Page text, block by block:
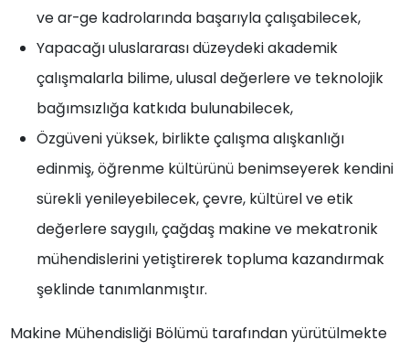
ve ar-ge kadrolarında başarıyla çalışabilecek,
Yapacağı uluslararası düzeydeki akademik
çalışmalarla bilime, ulusal değerlere ve teknolojik
bağımsızlığa katkıda bulunabilecek,
Özgüveni yüksek, birlikte çalışma alışkanlığı
edinmiş, öğrenme kültürünü benimseyerek kendini
sürekli yenileyebilecek, çevre, kültürel ve etik
değerlere saygılı, çağdaş makine ve mekatronik
mühendislerini yetiştirerek topluma kazandırmak
şeklinde tanımlanmıştır.
Makine Mühendisliği Bölümü tarafından yürütülmekte